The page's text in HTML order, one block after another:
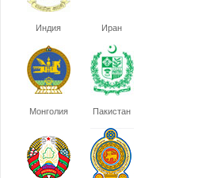
Индия Иран
Монголия Пакистан